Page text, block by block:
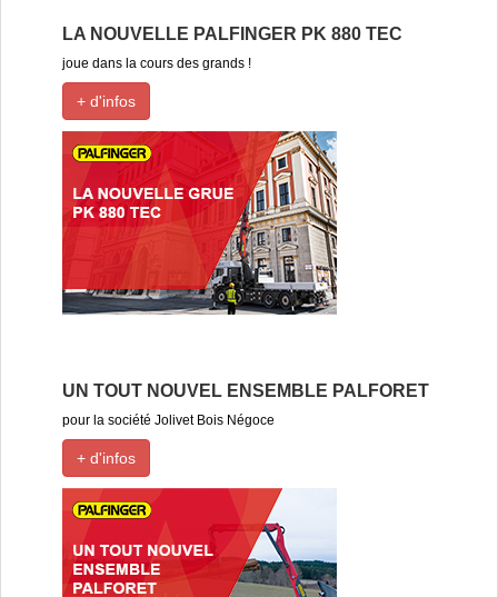
LA NOUVELLE PALFINGER PK 880 TEC
joue dans la cours des grands !
+ d'infos
UN TOUT NOUVEL ENSEMBLE PALFORET
pour la société Jolivet Bois Négoce
+ d'infos